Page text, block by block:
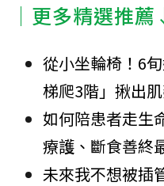
│更多精選推
從小坐輪椅！6
梯爬3階」揪出
如何陪患者走生
療護、斷食善終
未來我不想被插